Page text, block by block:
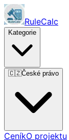
RuleCalc
Kategorie
🇨🇿České právo
CeníkO projektu